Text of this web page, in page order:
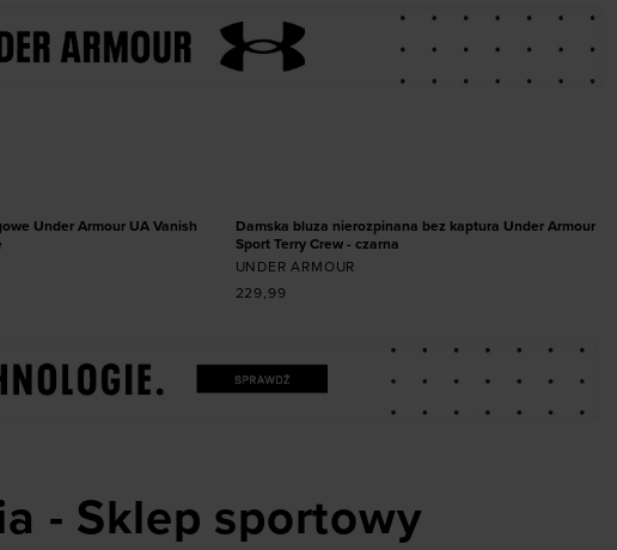
w rozmiarze
Under Armour UA Vanish
Damska bluza nierozpinana bez kaptura Under Armour
Sport Terry Crew - czarna
UNDER ARMOUR
229,99
- Sklep sportowy